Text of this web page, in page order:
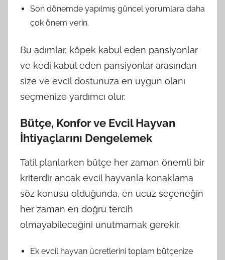
Son dönemde yapılmış güncel yorumlara daha
çok önem verin.
Bu adımlar, köpek kabul eden pansiyonlar
ve kedi kabul eden pansiyonlar arasından
size ve evcil dostunuza en uygun olanı
seçmenize yardımcı olur.
Bütçe, Konfor ve Evcil Hayvan
İhtiyaçlarını Dengelemek
Tatil planlarken bütçe her zaman önemli bir
kriterdir ancak evcil hayvanla konaklama
söz konusu olduğunda, en ucuz seçeneğin
her zaman en doğru tercih
olmayabileceğini unutmamak gerekir.
Ek evcil hayvan ücretlerini toplam bütçenize